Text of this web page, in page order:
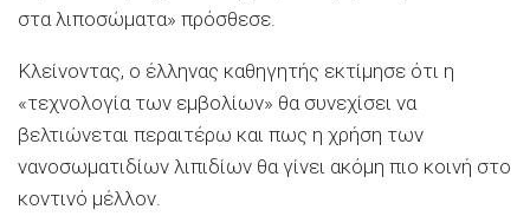
στα λιποσώματα» πρόσθεσε.
Κλείνοντας, ο έλληνας καθηγητής εκτίμησε ότι η
«τεχνολογία των εμβολίων» θα συνεχίσει να
βελτιώνεται περαιτέρω και πως η χρήση των
νανοσωματιδίων λιπιδίων θα γίνει ακόμη πιο κοινή στο
κοντινό μέλλον.